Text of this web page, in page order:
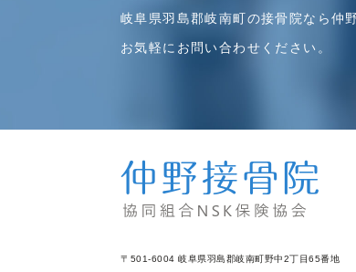
岐阜県羽島郡岐南町の接骨院なら仲
お気軽にお問い合わせください。
〒501-6004 岐阜県羽島郡岐南町野中2丁目65番地